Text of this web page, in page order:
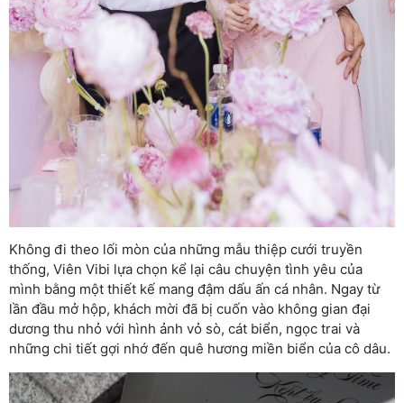
Không đi theo lối mòn của những mẫu thiệp cưới truyền
thống, Viên Vibi lựa chọn kể lại câu chuyện tình yêu của
mình bằng một thiết kế mang đậm dấu ấn cá nhân. Ngay từ
lần đầu mở hộp, khách mời đã bị cuốn vào không gian đại
dương thu nhỏ với hình ảnh vỏ sò, cát biển, ngọc trai và
những chi tiết gợi nhớ đến quê hương miền biển của cô dâu.